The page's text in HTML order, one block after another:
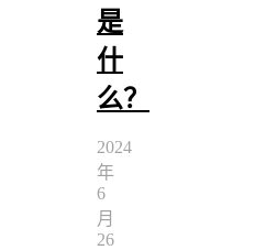
是
什
么？
2024
年
6
月
26